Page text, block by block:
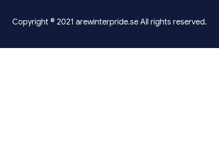
Copyright © 2021 arewinterpride.se All rights reserved.